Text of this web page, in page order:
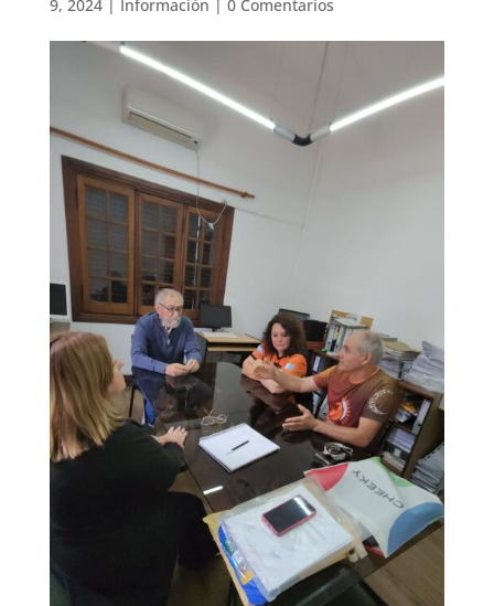
9, 2024| Información | 0 Comentarios